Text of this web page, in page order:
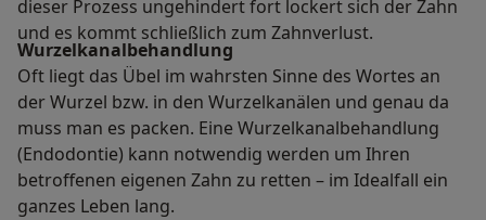
dieser Prozess ungehindert fort lockert sich der Zahn
und es kommt schließlich zum Zahnverlust.
Wurzelkanalbehandlung
Oft liegt das Übel im wahrsten Sinne des Wortes an
der Wurzel bzw. in den Wurzelkanälen und genau da
muss man es packen. Eine Wurzelkanalbehandlung
(Endodontie) kann notwendig werden um Ihren
betroffenen eigenen Zahn zu retten – im Idealfall ein
ganzes Leben lang.